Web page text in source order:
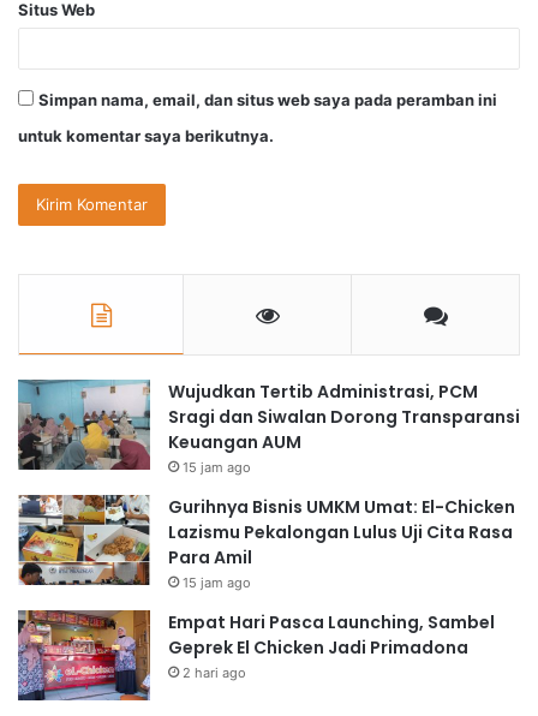
Situs Web
Simpan nama, email, dan situs web saya pada peramban ini
untuk komentar saya berikutnya.
Wujudkan Tertib Administrasi, PCM
Sragi dan Siwalan Dorong Transparansi
Keuangan AUM
15 jam ago
Gurihnya Bisnis UMKM Umat: El-Chicken
Lazismu Pekalongan Lulus Uji Cita Rasa
Para Amil
15 jam ago
Empat Hari Pasca Launching, Sambel
Geprek El Chicken Jadi Primadona
2 hari ago